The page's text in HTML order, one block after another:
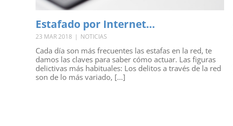
Estafado por Internet…
23 MAR 2018 | NOTICIAS
Cada día son más frecuentes las estafas en la red, te
damos las claves para saber cómo actuar. Las figuras
delictivas más habituales: Los delitos a través de la red
son de lo más variado, [...]